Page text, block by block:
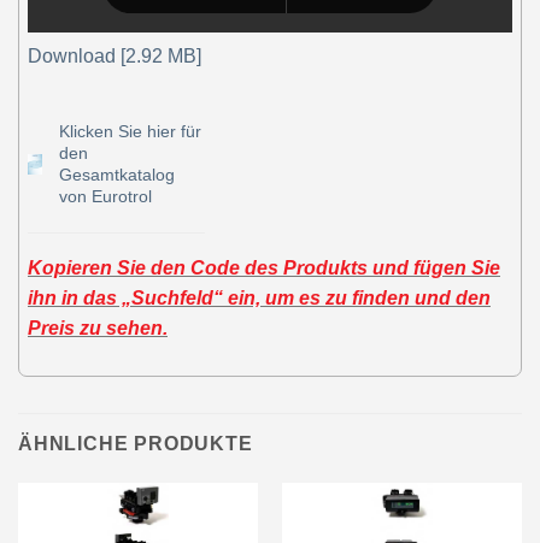
Download [2.92 MB]
Klicken Sie hier für
den
Gesamtkatalog
von Eurotrol
Kopieren Sie den Code des Produkts und fügen Sie
ihn in das „Suchfeld“ ein, um es zu finden und den
Preis zu sehen.
ÄHNLICHE PRODUKTE